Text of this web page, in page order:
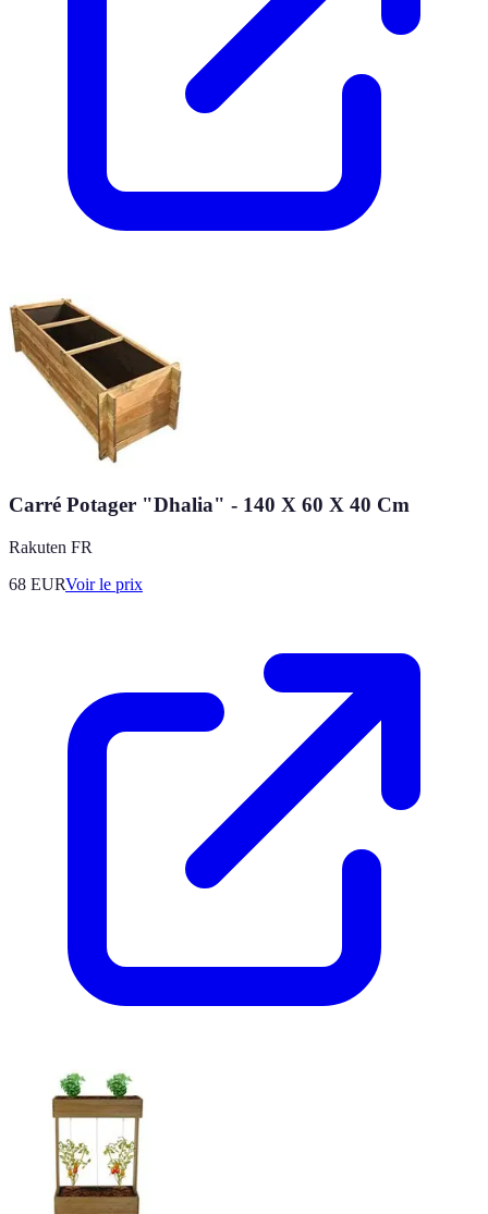
Carré Potager "Dhalia" - 140 X 60 X 40 Cm
Rakuten FR
68 EURVoir le prix